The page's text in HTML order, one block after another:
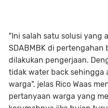
"Ini salah satu solusi yang
SDABMBK di pertengahan
dilakukan pengerjaan.
tidak water back sehingga
warga", jelas Rico Waas
pertanyaan warga yang